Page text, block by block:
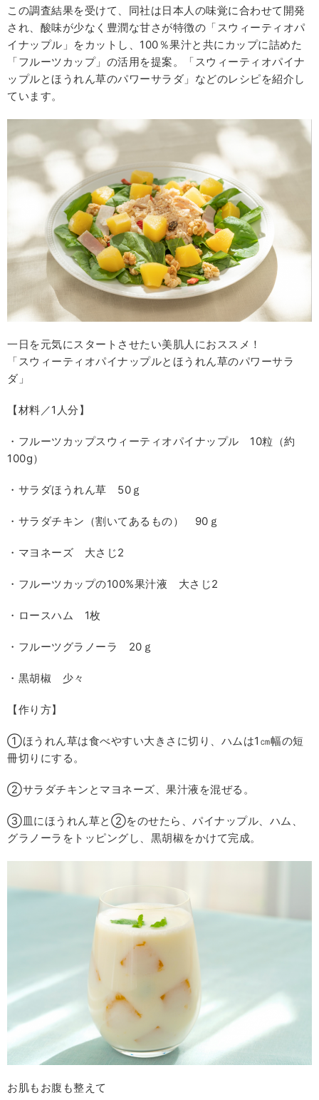
この調査結果を受けて、同社は日本人の味覚に合わせて開発
され、酸味が少なく豊潤な甘さが特徴の「スウィーティオパ
イナップル」をカットし、100％果汁と共にカップに詰めた
「フルーツカップ」の活用を提案。「スウィーティオパイナ
ップルとほうれん草のパワーサラダ」などのレシピを紹介し
ています。
一日を元気にスタートさせたい美肌人におススメ！
「スウィーティオパイナップルとほうれん草のパワーサラ
ダ」
【材料／1人分】
・フルーツカップスウィーティオパイナップル 10粒（約
100g）
・サラダほうれん草 50ｇ
・サラダチキン（割いてあるもの） 90ｇ
・マヨネーズ 大さじ2
・フルーツカップの100%果汁液 大さじ2
・ロースハム 1枚
・フルーツグラノーラ 20ｇ
・黒胡椒 少々
【作り方】
①ほうれん草は食べやすい大きさに切り、ハムは1㎝幅の短
冊切りにする。
②サラダチキンとマヨネーズ、果汁液を混ぜる。
③皿にほうれん草と②をのせたら、パイナップル、ハム、
グラノーラをトッピングし、黒胡椒をかけて完成。
お肌もお腹も整えて